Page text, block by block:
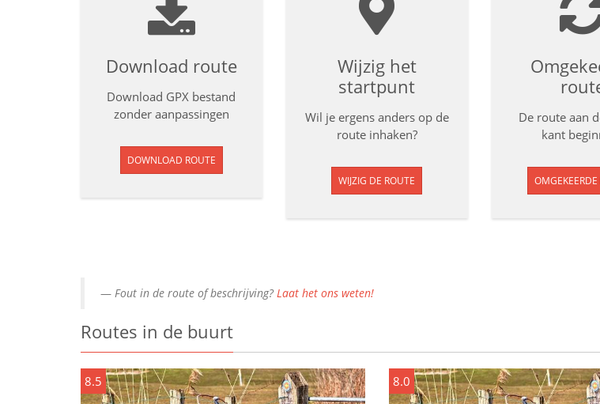
Download route
Download GPX bestand
zonder aanpassingen
DOWNLOAD ROUTE
Wijzig het
startpunt
Wil je ergens anders op de
route inhaken?
WIJZIG DE ROUTE
De route aan
kant
OMGEKEERDE
Fout in de route of beschrijving?Laat het ons weten!
Routes in de buurt
8.5 8.0